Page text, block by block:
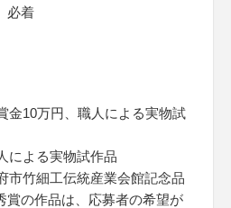
必着
10万円、職人による実物試
よる実物試作品
竹細工伝統産業会館記念品
の作品は、応募者の希望が